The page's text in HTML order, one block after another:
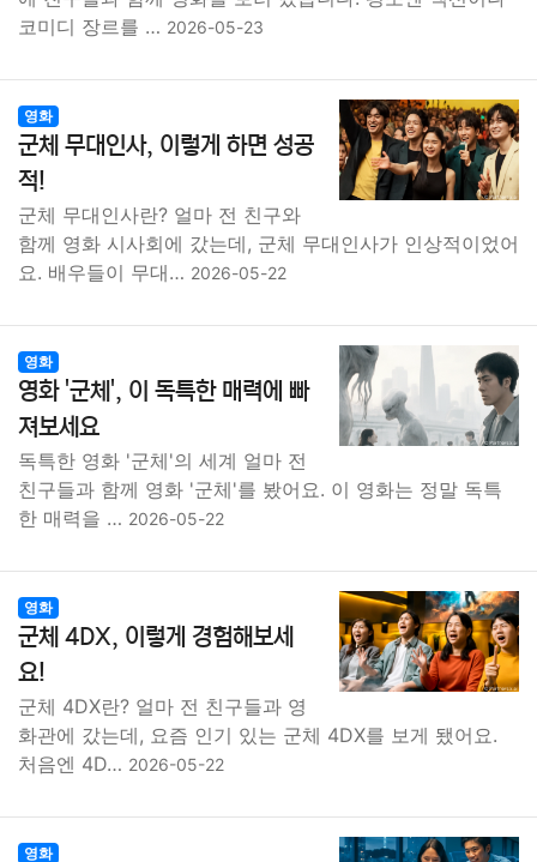
코미디 장르를 … 2026-05-23
영화
군체 무대인사, 이렇게 하면 성공
적!
군체 무대인사란? 얼마 전 친구와
함께 영화 시사회에 갔는데, 군체 무대인사가 인상적이었어
요. 배우들이 무대… 2026-05-22
영화
영화 '군체', 이 독특한 매력에 빠
져보세요
독특한 영화 '군체'의 세계 얼마 전
친구들과 함께 영화 '군체'를 봤어요. 이 영화는 정말 독특
한 매력을 … 2026-05-22
영화
군체 4DX, 이렇게 경험해보세
요!
군체 4DX란? 얼마 전 친구들과 영
화관에 갔는데, 요즘 인기 있는 군체 4DX를 보게 됐어요.
처음엔 4D… 2026-05-22
영화